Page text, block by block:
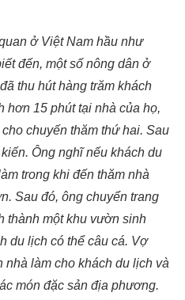
ở Việt Nam hầu như
đến, một số nông dân ở
thu hút hàng trăm khách
hơn 15 phút tại nhà của họ,
chuyến thăm thứ hai. Sau
Ông nghĩ nếu khách du
trong khi đến thăm nhà
Sau đó, ông chuyển trang
thành một khu vườn sinh
du lịch có thể câu cá. Vợ
nhà làm cho khách du lịch và
món đặc sản địa phương.